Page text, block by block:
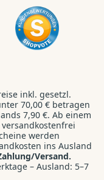
inkl. gesetzl.
70,00 € betragen
7,90 €. Ab einem
werden
ins Ausland
Versand.
– Ausland: 5–7
direkt:
E-Mail.